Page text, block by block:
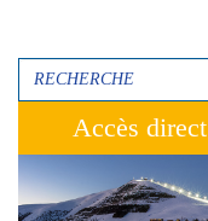
Accès direct